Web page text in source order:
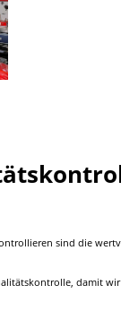
sind die
damit